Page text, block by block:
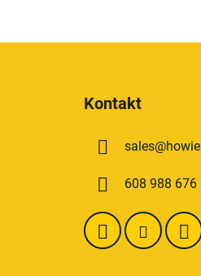
Kontakt
sales@
608 988 676